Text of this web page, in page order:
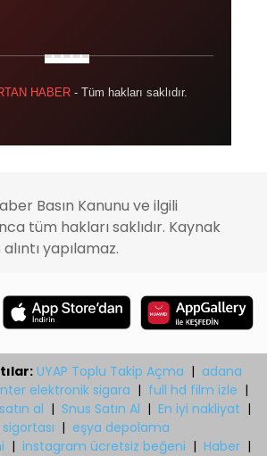
HABER- Tüm hakları saklıdır.
Basın Kanunu ve ilgili
tüm hakları saklıdır. Kaynak
yapılamaz.
UYAP Toplu Takip Açma | adana
elektronik sigara | full hd film izle |
al | Snus Satın Al | En iyi nakliyat |
sigortası | eşya depolama
| instagram ücretsiz beğeni | Haber |